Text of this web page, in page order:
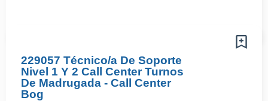
229057 Técnico/a De Soporte
Nivel 1 Y 2 Call Center Turnos
De Madrugada - Call Center
Bog